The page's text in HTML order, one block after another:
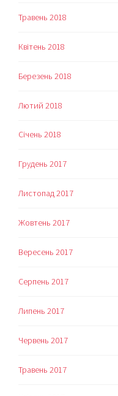
Травень 2018
Квітень 2018
Березень 2018
Лютий 2018
Січень 2018
Грудень 2017
Листопад 2017
Жовтень 2017
Вересень 2017
Серпень 2017
Липень 2017
Червень 2017
Травень 2017